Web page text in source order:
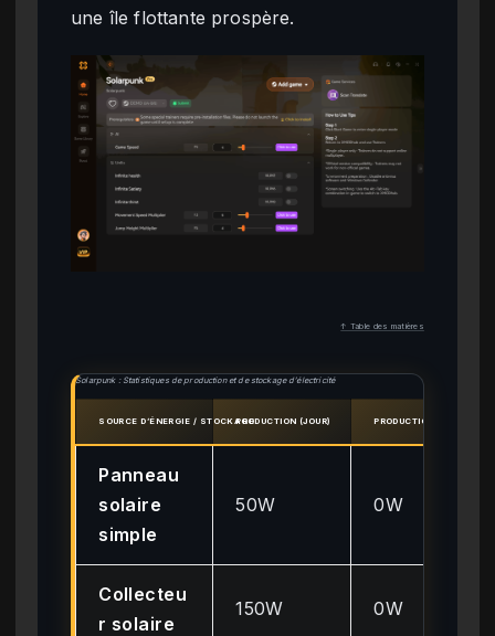
une île flottante prospère.
↑ Table des matières
Solarpunk : Statistiques de production et de stockage d’électricité
SOURCE D’ÉNERGIE / STOCKAGEPRODUCTION (JOUR) PRODUCTION (NUIT)
Panneau
solaire
simple
50W 0W
Collecteu
r solaire
150W 0W